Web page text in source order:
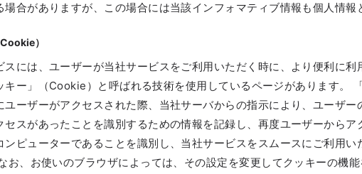
場合がありますが、この場合には当該インフォマティブ情報も個人情報
）
スには、ユーザーが当社サービスをご利用いただく時に、より便利に利
キー」（Cookie）と呼ばれる技術を使用しているページがあります。
ユーザーがアクセスされた際、当社サーバからの指示により、ユーザー
セスがあったことを識別するための情報を記録し、再度ユーザーからア
ンピューターであることを識別し、当社サービスをスムースにご利用い
お、お使いのブラウザによっては、その設定を変更してクッキーの機